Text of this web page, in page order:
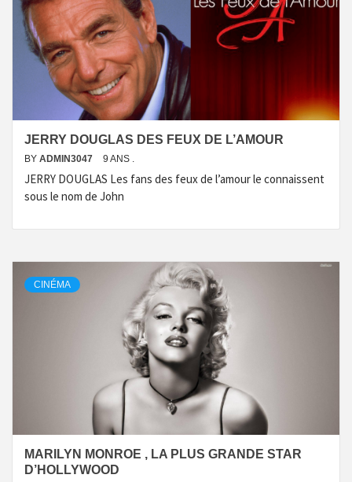
JERRY DOUGLAS DES FEUX DE L’AMOUR
BY ADMIN3047 9 ANS .
JERRY DOUGLAS Les fans des feux de l’amour le connaissent
sous le nom de John
CINÉMA
MARILYN MONROE , LA PLUS GRANDE STAR
D’HOLLYWOOD